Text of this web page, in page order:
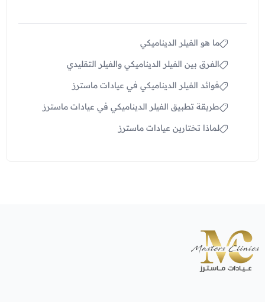
ما هو الفيلر الديناميكي
الفرق بين الفيلر الديناميكي والفيلر التقليدي
فوائد الفيلر الديناميكي في عيادات ماسترز
طريقة تطبيق الفيلر الديناميكي في عيادات ماسترز
لماذا تختارين عيادات ماسترز